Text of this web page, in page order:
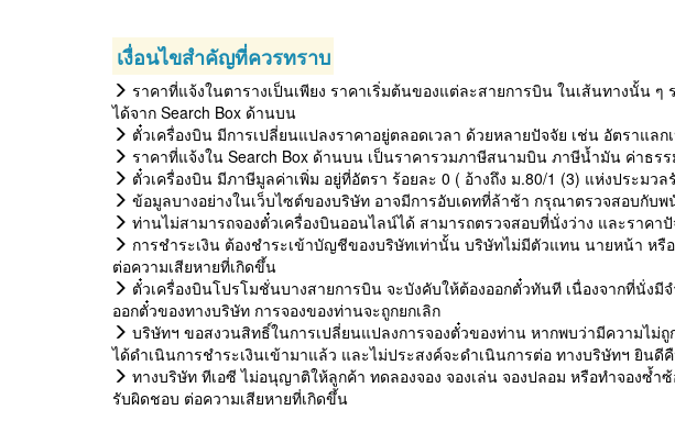
เงื่อนไขสำคัญที่ควรทราบ
ราคาที่แจ้งในตารางเป็นเพียง ราคาเริ่มต้นของแต่ละสายการบิน ในเส้นทางนั้น
ได้จาก Search Box ด้านบน
ตั๋วเครื่องบิน มีการเปลี่ยนแปลงราคาอยู่ตลอดเวลา ด้วยหลายปัจจัย เช่น อัตราแ
ราคาที่แจ้งใน Search Box ด้านบน เป็นราคารวมภาษีสนามบิน ภาษีน้ำมัน ค่าธรร
ตั๋วเครื่องบิน มีภาษีมูลค่าเพิ่ม อยู่ที่อัตรา ร้อยละ 0 ( อ้างถึง ม.80/1 (3) แห่งประมวล
ข้อมูลบางอย่างในเว็บไซต์ของบริษัท อาจมีการอับเดทที่ล้าช้า กรุณาตรวจสอบกับ
ท่านไม่สามารถจองตั๋วเครื่องบินออนไลน์ได้ สามารถตรวจสอบที่นั่งว่าง และราค
การชำระเงิน ต้องชำระเข้าบัญชีของบริษัทเท่านั้น บริษัทไม่มีตัวแทน นายหน้า ห
ต่อความเสียหายที่เกิดขึ้น
ตั๋วเครื่องบินโปรโมชั่นบางสายการบิน จะบังคับให้ต้องออกตั๋วทันที เนื่องจากที่นั่ง
ออกตั๋วของทางบริษัท การจองของท่านจะถูกยกเลิก
บริษัทฯ ขอสงวนสิทธิ์ในการเปลี่ยนแปลงการจองตั๋วของท่าน หากพบว่ามีความไ
ได้ดำเนินการชำระเงินเข้ามาแล้ว และไม่ประสงค์จะดำเนินการต่อ ทางบริษัทฯ ยินดี
ทางบริษัท ทีเอซี ไม่อนุญาติให้ลูกค้า ทดลองจอง จองเล่น จองปลอม หรือทำจองซ้
รับผิดชอบ ต่อความเสียหายที่เกิดขึ้น